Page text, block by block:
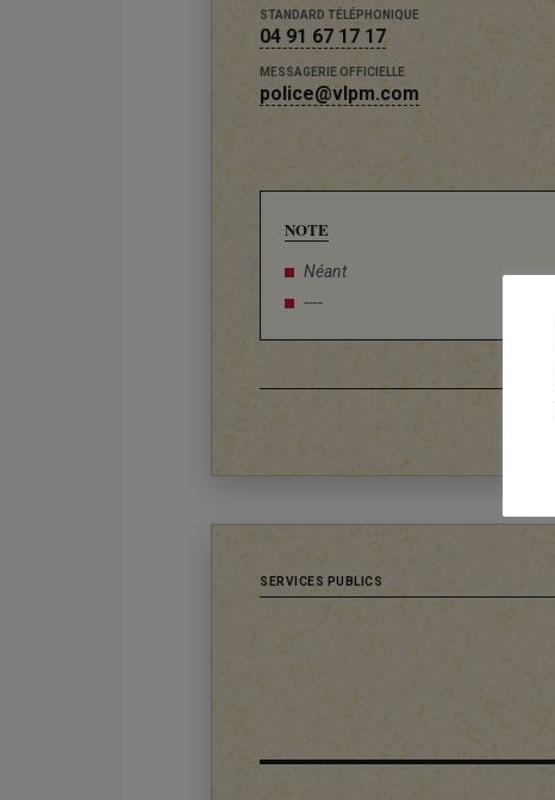
STANDARD TÉLÉPHONIQUE
04 91 67 17 17
MESSAGERIE OFFICIELLE
police@vlpm.com
NOTE
Néant
----
SERVICES PUBLICS